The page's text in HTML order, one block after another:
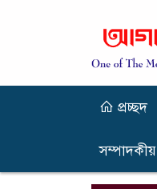
প্রচ্ছদ
সম্পাদকীয়